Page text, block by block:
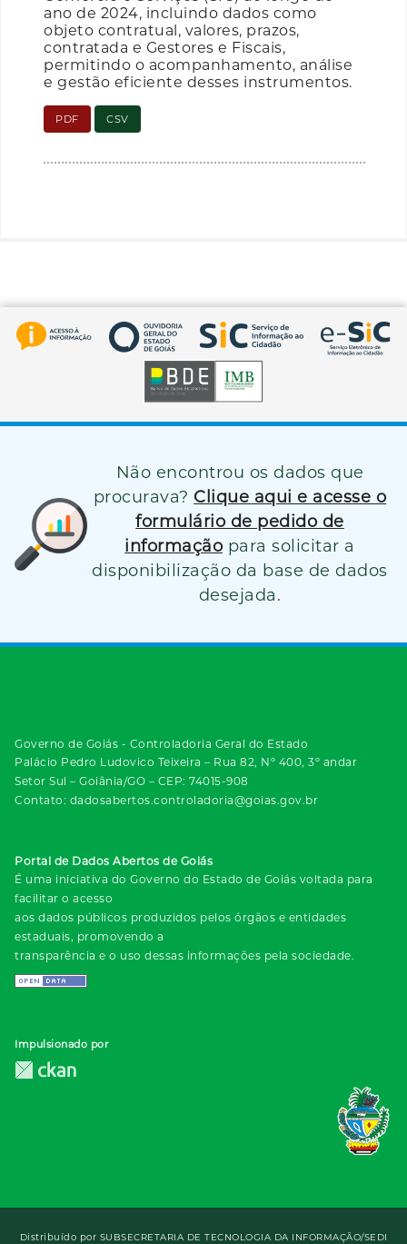
ano de 2024, incluindo dados como
objeto contratual, valores, prazos,
contratada e Gestores e Fiscais,
permitindo o acompanhamento, análise
e gestão eficiente desses instrumentos.
PDF CSV
Não encontrou os dados que
procurava? Clique aqui e acesse o
formulário de pedido de
informação para solicitar a
disponibilização da base de dados
desejada.
Governo de Goiás - Controladoria Geral do Estado
Palácio Pedro Ludovico Teixeira – Rua 82, Nº 400, 3º andar
Setor Sul – Goiânia/GO – CEP: 74015-908
Contato: dadosabertos.controladoria@goias.gov.br
Portal de Dados Abertos de Goiás
É uma iniciativa do Governo do Estado de Goiás voltada para
facilitar o acesso
aos dados públicos produzidos pelos órgãos e entidades
estaduais, promovendo a
transparência e o uso dessas informações pela sociedade.
Impulsionado por
Distribuído por SUBSECRETARIA DE TECNOLOGIA DA INFORMAÇÃO/SEDI